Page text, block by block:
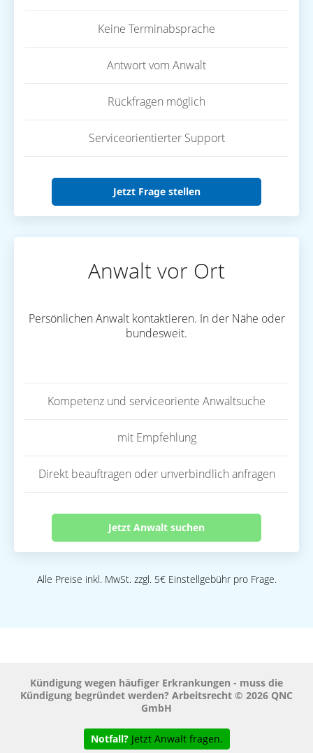
Keine Terminabsprache
Antwort vom Anwalt
Rückfragen möglich
Serviceorientierter Support
Jetzt Frage stellen
Anwalt vor Ort
Persönlichen Anwalt kontaktieren. In der Nähe oder
bundesweit.
Kompetenz und serviceoriente Anwaltsuche
mit Empfehlung
Direkt beauftragen oder unverbindlich anfragen
Jetzt Anwalt suchen
Alle Preise inkl. MwSt. zzgl. 5€ Einstellgebühr pro Frage.
Kündigung wegen häufiger Erkrankungen - muss die
Kündigung begründet werden? Arbeitsrecht © 2026 QNC
GmbH
Notfall? Jetzt Anwalt fragen.